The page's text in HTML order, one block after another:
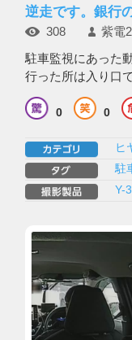
逆走です。銀行
308 紫電
駐車監視にあった
行った所は入り口
0 0
ヒ
駐
Y-